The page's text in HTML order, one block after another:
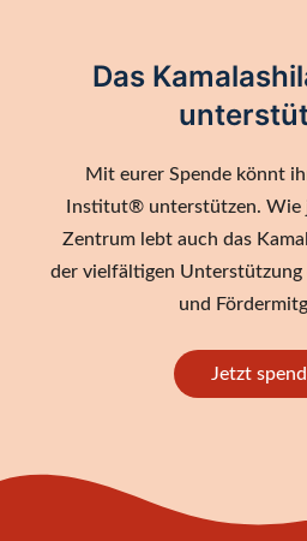
Das
Mit eurer Spende könnt
Institut® unterstützen. Wie
Zentrum lebt auch das
der vielfältigen Unterstützung
und
Jetzt